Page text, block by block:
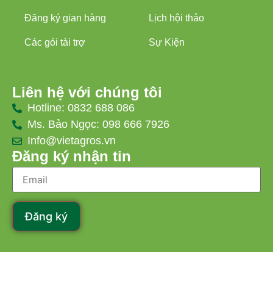
Đăng ký gian hàng
Các gói tài trợ
Lịch hội thảo
Sự Kiện
Liên hệ với chúng tôi
Hotline: 0832 688 086
Ms. Bảo Ngọc: 098 666 7926
Info@vietagros.vn
Đăng ký nhận tin